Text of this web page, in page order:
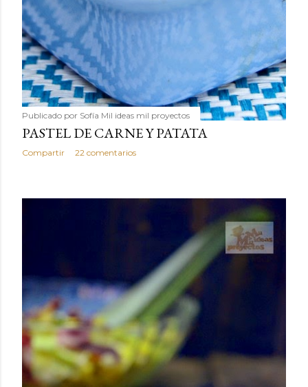
Publicado por Sofía Mil ideas mil proyectos
PASTEL DE CARNE Y PATATA
Compartir 22 comentarios